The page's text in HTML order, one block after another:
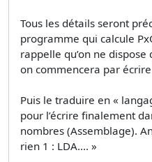
Tous les détails seront
programme qui calcule
rappelle qu’on ne dispose
on commencera par
Puis le traduire en «
pour l’écrire finalement
nombres (Assemblage).
rien 1 : LDA.... »